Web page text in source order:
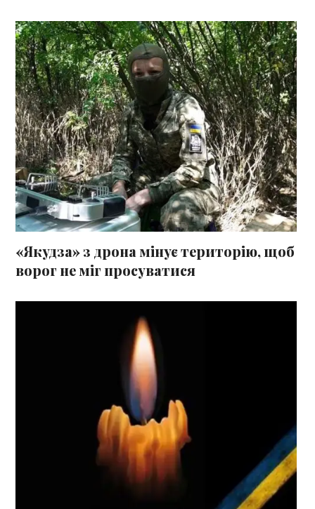
«Якудза» з дрона мінує територію, щоб
ворог не міг просуватися